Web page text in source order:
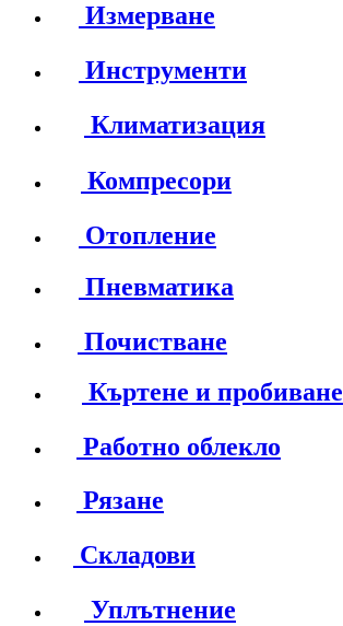
Измерване
Инструменти
Климатизация
Компресори
Отопление
Пневматика
Почистване
Къртене и пробиване
Работно облекло
Рязане
Складови
Уплътнение